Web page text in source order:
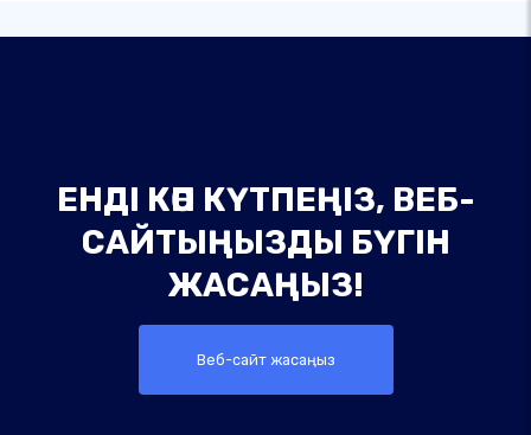
ЕНДІ КӨП КҮТПЕҢІЗ, ВЕБ-
САЙТЫҢЫЗДЫ БҮГІН
ЖАСАҢЫЗ!
Веб-сайт жасаңыз